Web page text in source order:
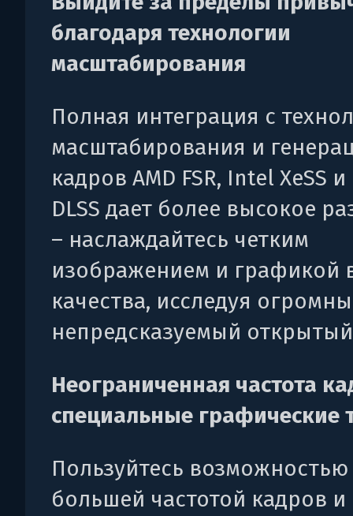
благодаря технологии
масштабирования
Полная интеграция с
масштабирования и
кадров AMD FSR, Intel XeSS и
DLSS дает более высокое
– наслаждайтесь четким
изображением и графикой
качества, исследуя
непредсказуемый
Неограниченная частота
специальные графические
Пользуйтесь возможностью
большей частотой кадров и